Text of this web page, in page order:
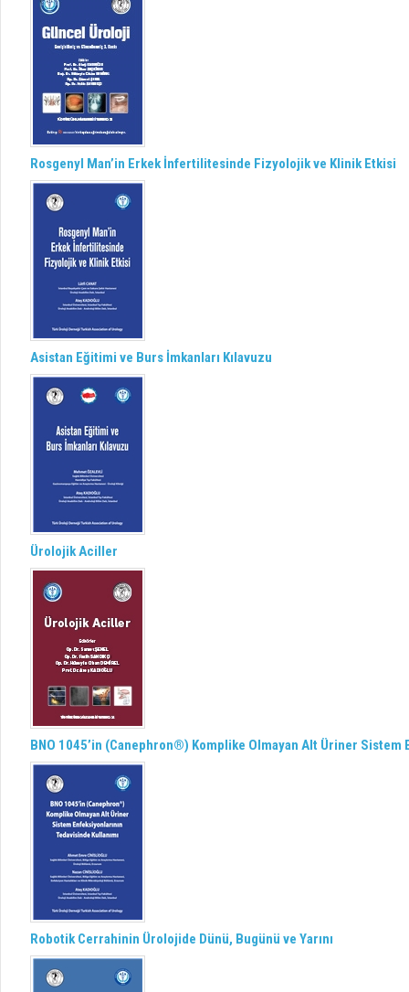
Rosgenyl Man’in Erkek İnfertilitesinde Fizyolojik ve Klinik Etkisi
Asistan Eğitimi ve Burs İmkanları Kılavuzu
Ürolojik Aciller
BNO 1045’in (Canephron®) Komplike Olmayan Alt Üriner Sistem
Robotik Cerrahinin Ürolojide Dünü, Bugünü ve Yarını